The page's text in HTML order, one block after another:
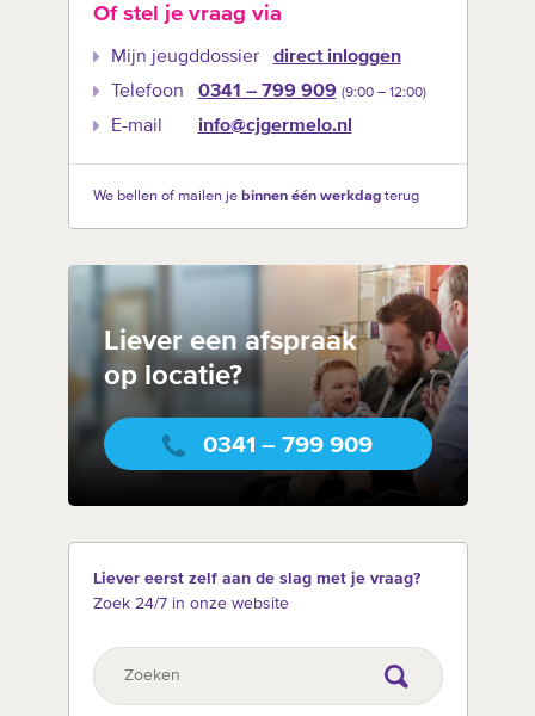
Of stel je vraag via
Mijn jeugddossier
direct inloggen
Telefoon
0341 – 799 909 (9:00 –‍ 12:00)
E-mail info@cjgermelo.nl
We bellen of mailen je binnen één werkdagterug
Liever een afspraak
op locatie?
0341 – 799 909
Liever eerst zelf aan de slag met je vraag?
Zoek 24/7 in onze website